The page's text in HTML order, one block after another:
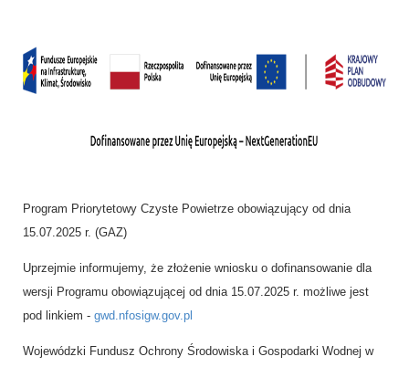
Program Priorytetowy Czyste Powietrze obowiązujący od dnia
15.07.2025 r. (GAZ)
Uprzejmie informujemy, że złożenie wniosku o dofinansowanie dla
wersji Programu obowiązującej od dnia 15.07.2025 r. możliwe jest
pod linkiem - gwd.nfosigw.gov.pl
Wojewódzki Fundusz Ochrony Środowiska i Gospodarki Wodnej w